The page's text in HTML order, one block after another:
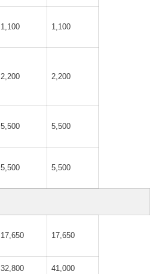
1,100 1,100
2,200 2,200
5,500 5,500
5,500 5,500
17,650 17,650
32,800 41,000